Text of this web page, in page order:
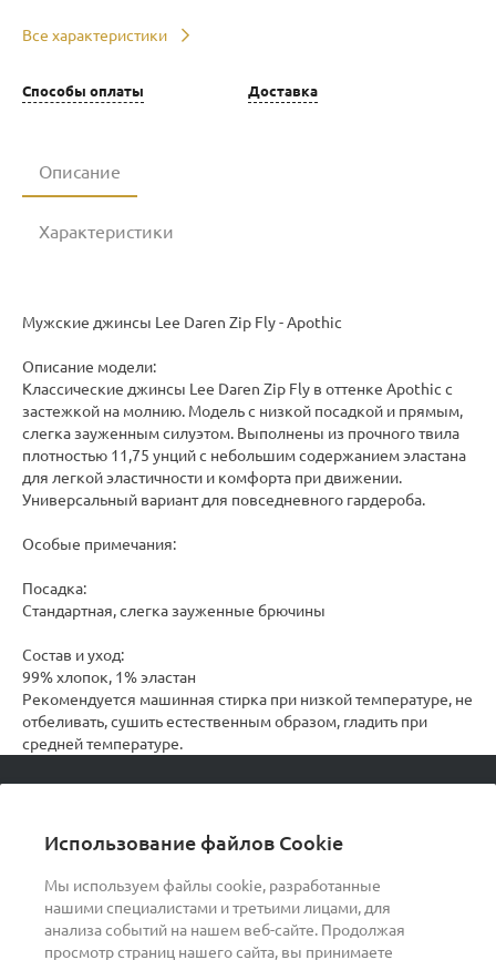
Использование файлов Cookie
Мы используем файлы cookie, разработанные
нашими специалистами и третьими лицами, для
анализа событий на нашем веб-сайте. Продолжая
просмотр страниц нашего сайта, вы принимаете
Все характеристики
Способы оплаты Доставка
Описание
Характеристики
Мужские джинсы Lee Daren Zip Fly - Apothic
Описание модели:
Классические джинсы Lee Daren Zip Fly в оттенке Apothic с
застежкой на молнию. Модель с низкой посадкой и прямым,
слегка зауженным силуэтом. Выполнены из прочного твила
плотностью 11,75 унций с небольшим содержанием эластана
для легкой эластичности и комфорта при движении.
Универсальный вариант для повседневного гардероба.
Особые примечания:
Посадка:
Стандартная, слегка зауженные брючины
Состав и уход:
99% хлопок, 1% эластан
Рекомендуется машинная стирка при низкой температуре, не
отбеливать, сушить естественным образом, гладить при
средней температуре.
О компании